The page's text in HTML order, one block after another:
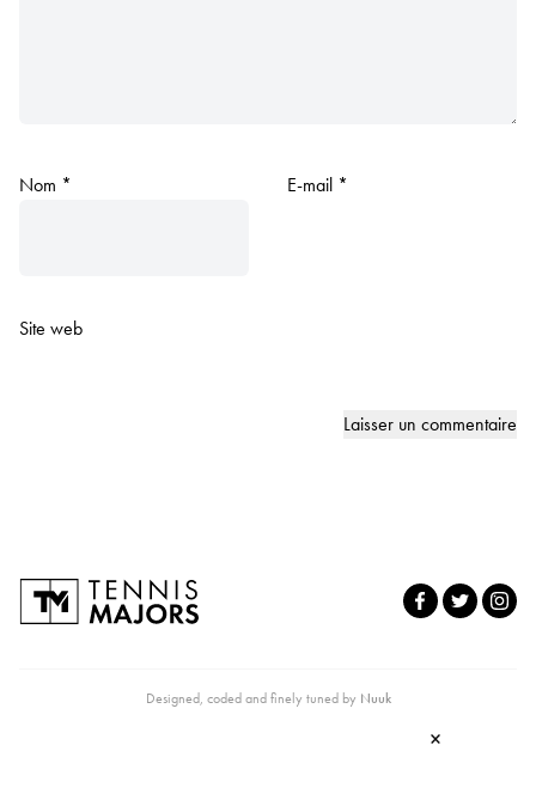
Nom * E-mail *
Site web
Designed, coded and finely tuned by Nuuk
×